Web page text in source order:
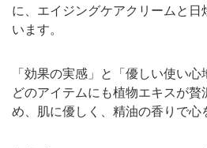
に、エイジングケアクリームと日
います。
「効果の実感」と「優しい使い心
どのアイテムにも植物エキスが贅
め、肌に優しく、精油の香りで心